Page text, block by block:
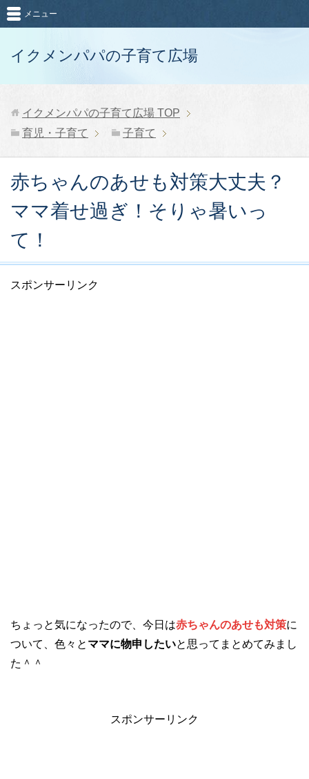
イクメンパパの子育て広場
メニュー
イクメンパパの子育て広場 TOP
育児・子育て
子育て
赤ちゃんのあせも対策大丈夫？
ママ着せ過ぎ！そりゃ暑いっ
て！
スポンサーリンク
ちょっと気になったので、今日は赤ちゃんのあせも対策に
ついて、色々と ママに物申したいと思ってまとめてみまし
た＾＾
スポンサーリンク